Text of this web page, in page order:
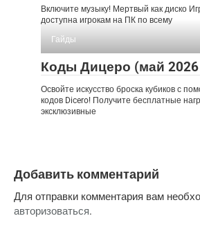
Включите музыку! Мертвый как диско
доступна игрокам на ПК по всему
Гайды
Коды Дицеро (май 2026
Освойте искусство броска кубиков с
кодов Dicero! Получите бесплатные
эксклюзивные
Добавить комментарий
Для отправки комментария вам
авторизоваться.